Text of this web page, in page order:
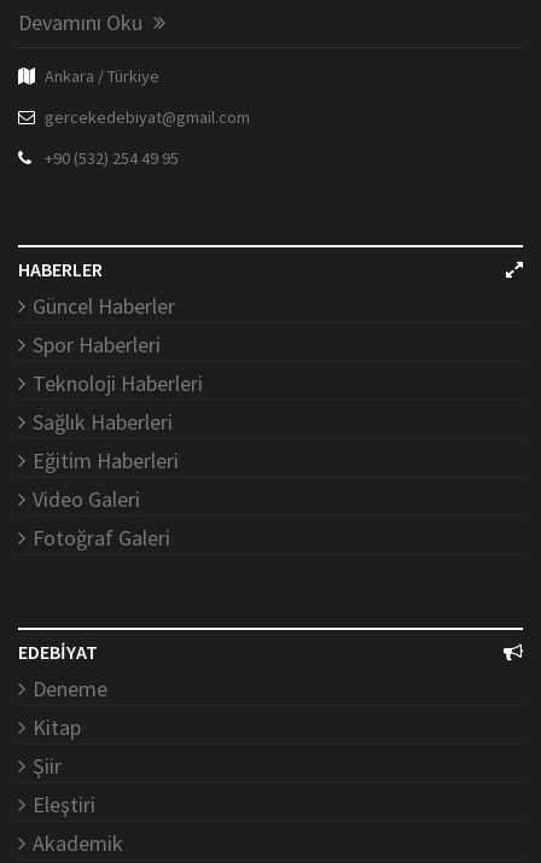
Devamını Oku
Ankara / Türkiye
gercekedebiyat@gmail.com
+90 (532) 254 49 95
HABERLER
Güncel Haberler
Spor Haberleri
Teknoloji Haberleri
Sağlık Haberleri
Eğitim Haberleri
Video Galeri
Fotoğraf Galeri
EDEBİYAT
Deneme
Kitap
Şiir
Eleştiri
Akademik